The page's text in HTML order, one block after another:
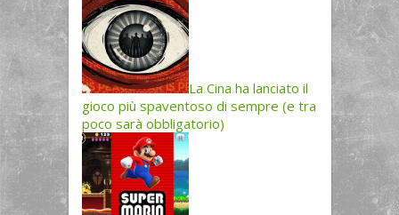
La Cina ha lanciato il
gioco più spaventoso di sempre (e tra
poco sarà obbligatorio)